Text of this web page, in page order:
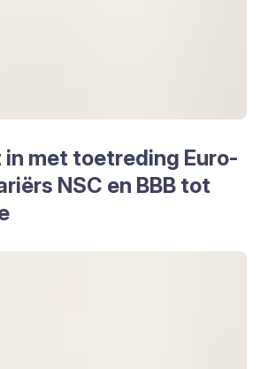
met toe­tre­ding Euro­
NSC en BBB tot